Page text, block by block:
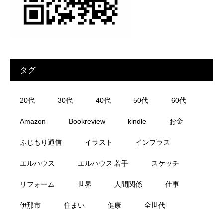
タグ
20代 30代 40代 50代 60代
Amazon Bookreview kindle お金
ふじもり通信 イラスト インプラス
エルハウス エルハウス 若手 スケッチ
リフォーム 世界 人間関係 仕事
伊那市 住まい 健康 全世代